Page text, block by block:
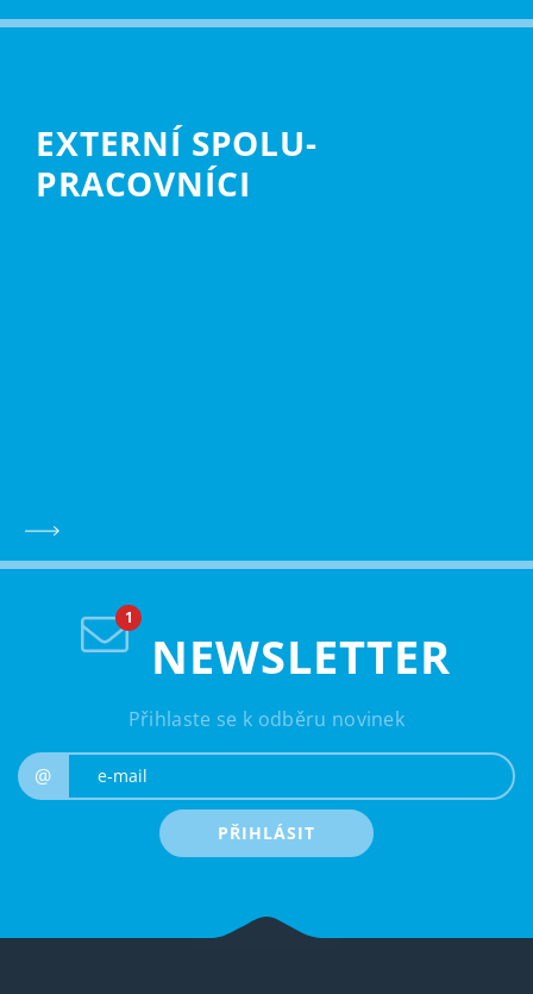
EXTERNÍ SPOLU­
PRACOVNÍCI
NEWSLETTER
Přihlaste se k odběru novinek
@
PŘIHLÁSIT